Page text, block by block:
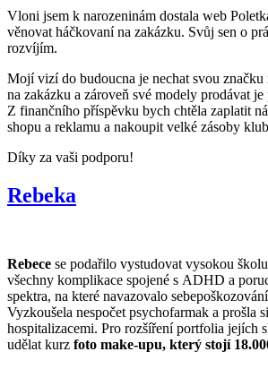
Vloni jsem k narozeninám dostala web
věnovat háčkovaní na zakázku. Svůj sen o
rozvíjím.
Mojí vizí do budoucna je nechat svou značku
na zakázku a zároveň své modely prodávat je
Z finančního příspěvku bych chtěla zaplatit
shopu a reklamu a nakoupit velké zásoby
Díky za vaši podporu!
Rebeka
Rebece se podařilo vystudovat vysokou
všechny komplikace spojené s ADHD a
spektra, na které navazovalo
Vyzkoušela nespočet psychofarmak a prošla
hospitalizacemi. Pro rozšíření portfolia jejích
udělat kurz foto make-upu, který stojí